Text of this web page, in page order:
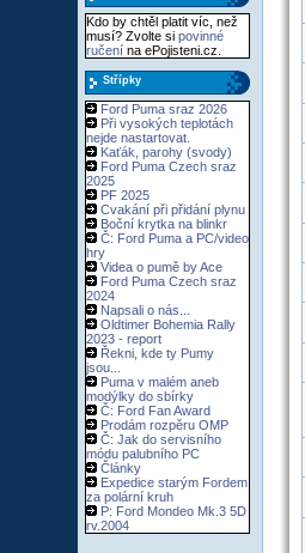
Kdo by chtěl platit víc, než
musí? Zvolte si povinné
ručení na ePojisteni.cz.
Střípky
Ford Puma sraz 2026
Při vysokých teplotách
nejde nastartovat.
Kaťák, parohy (svody)
Ford Puma Czech sraz
2025
PF 2025
Cvakání při přidání plynu
Boční krytka na blinkr
Č: Ford Puma a PC/video
hry
Videa o pumě by Ace
Ford Puma Czech sraz
2024
Napsali o nás...
Oldtimer Bohemia Rally
2023 - report
Řekni, kde ty Pumy
jsou...
Puma v malém aneb
modýlky do sbírky
Č: Ford Fan Award
Prodám rozpěru OMP
Č: Jak do servisního
módu palubního PC
Články
Expedice starým Fordem
za polární kruh
P: Ford Mondeo Mk.3 5D
rv.2004